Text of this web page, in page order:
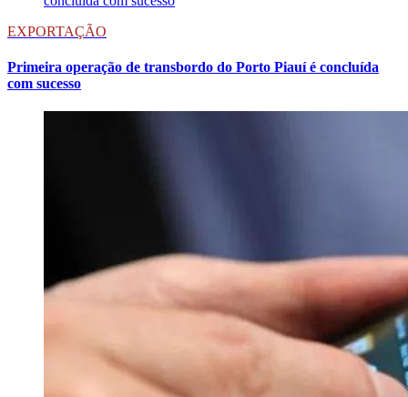
EXPORTAÇÃO
Primeira operação de transbordo do Porto Piauí é concluída
com sucesso